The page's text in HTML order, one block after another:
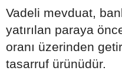
Vadeli mevduat,
yatırılan paraya
oranı üzerinden
tasarruf ürünüdür.